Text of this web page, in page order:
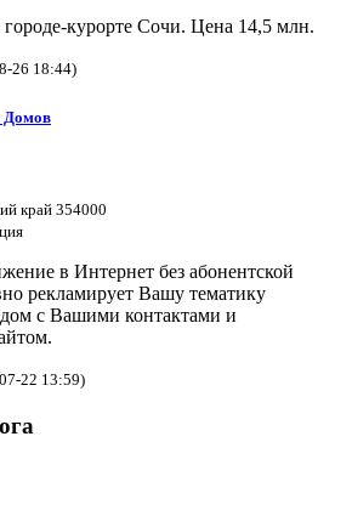
курорте Сочи. Цена 14,5 млн.
26 18:44)
Домов
край 354000
в Интернет без абонентской
рекламирует Вашу тематику
с Вашими контактами и
22 13:59)